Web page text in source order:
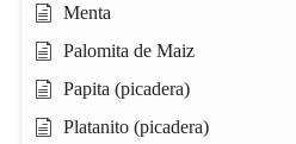
Menta
Palomita de Maiz
Papita (picadera)
Platanito (picadera)